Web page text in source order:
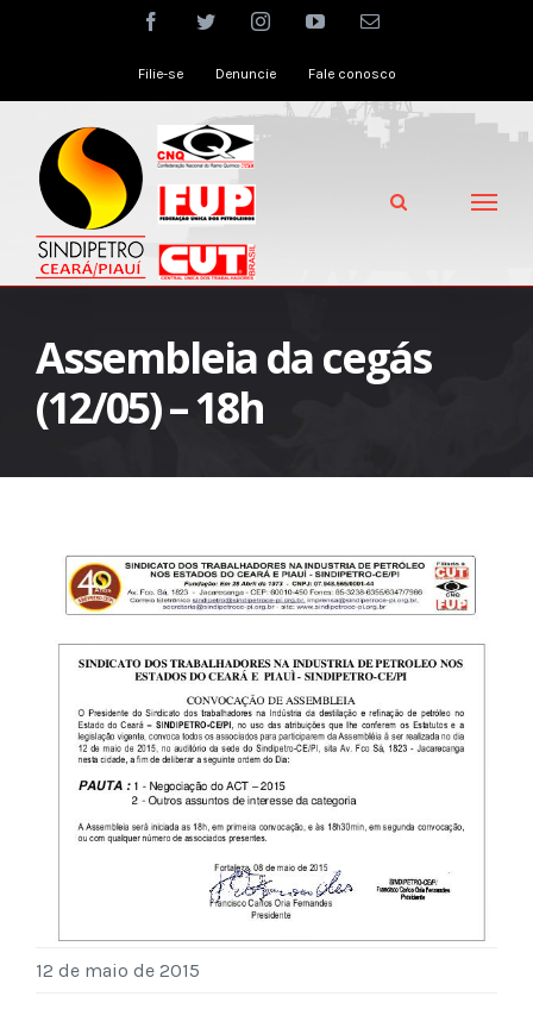
facebooktwitter instagramyoutubeEmail
Filie-se Denuncie Fale conosco
Assembleia da cegás
(12/05) – 18h
12 de maio de 2015